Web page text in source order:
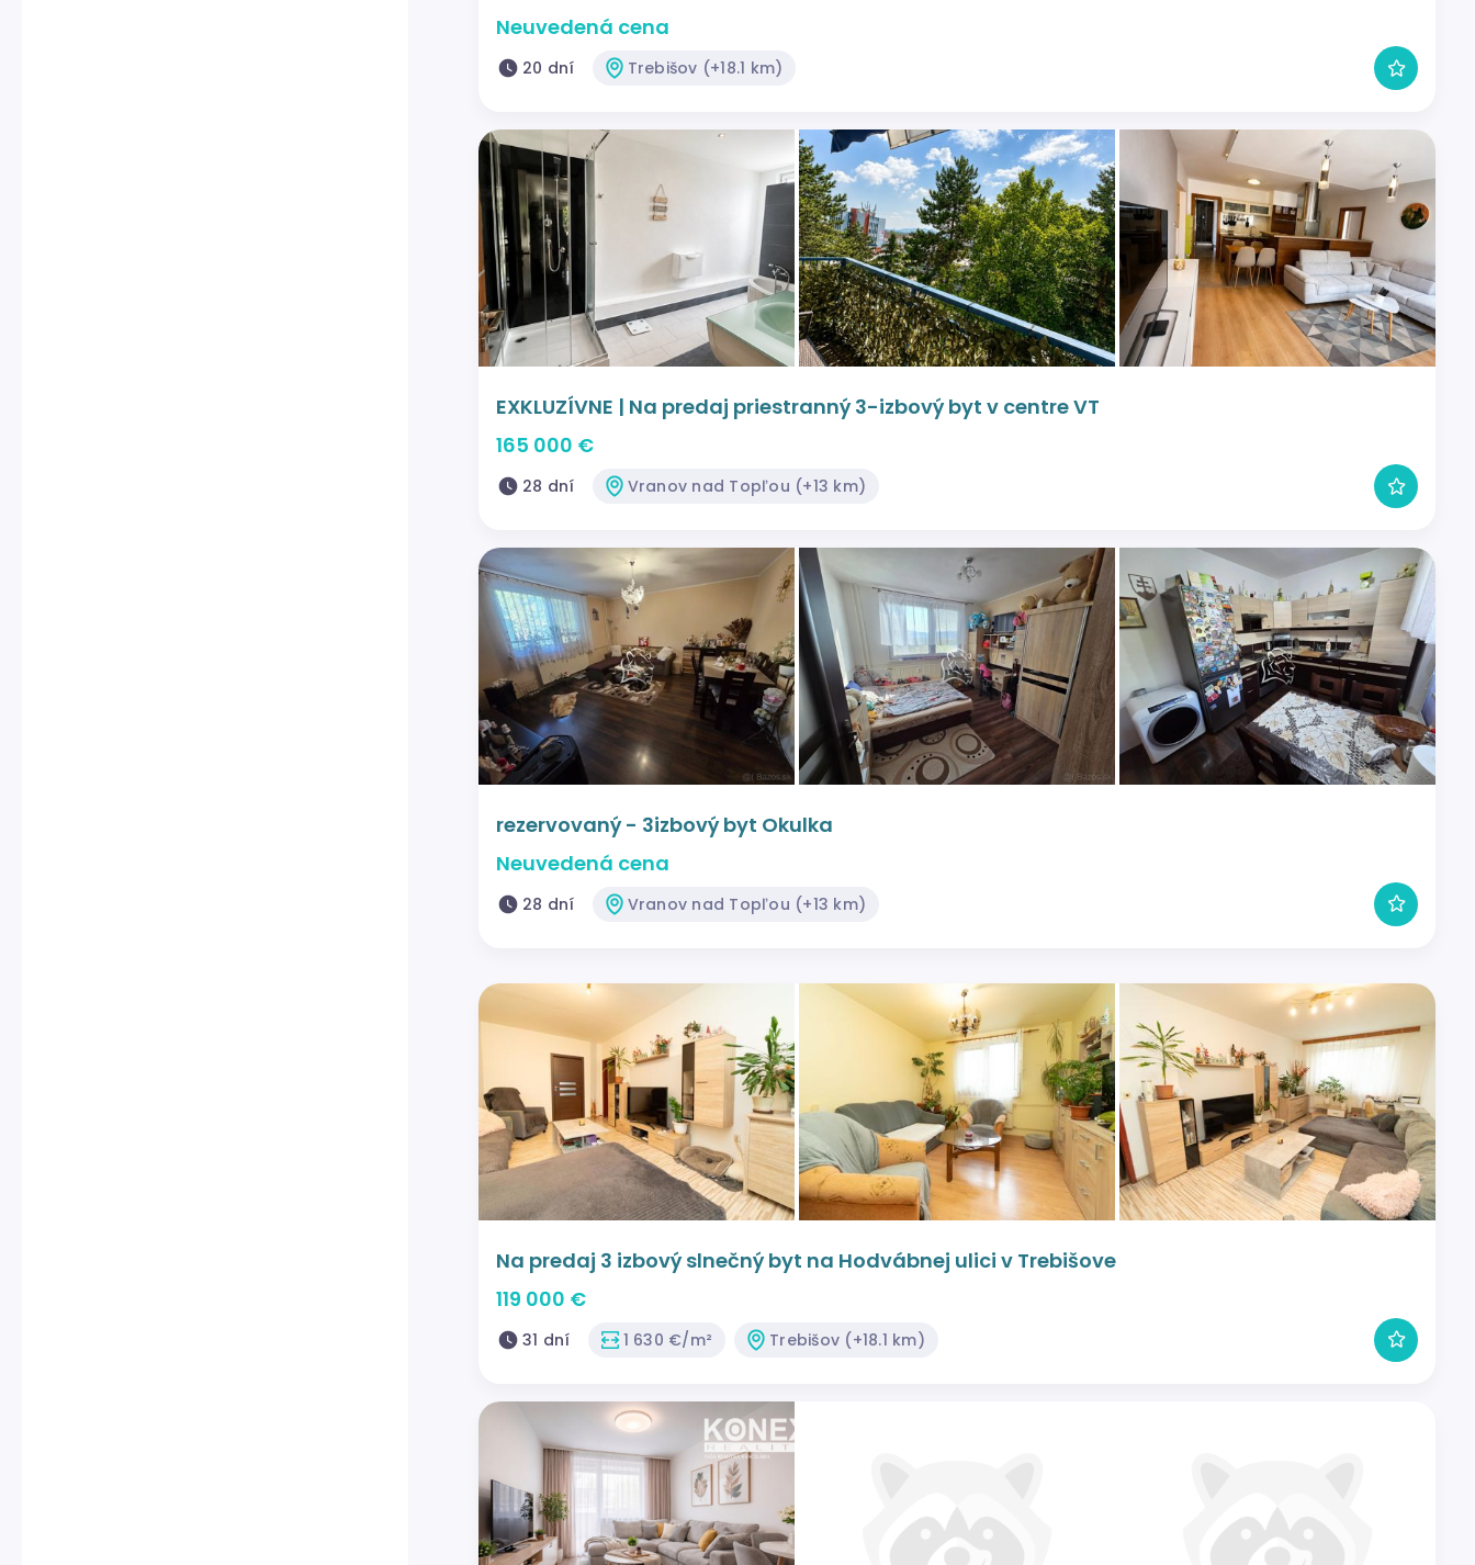
Neuvedená cena
20 dní Trebišov (+18.1 km)
EXKLUZÍVNE | Na predaj priestranný 3-izbový byt v centre VT
165 000 €
28 dní Vranov nad Topľou (+13 km)
rezervovaný - 3izbový byt Okulka
Neuvedená cena
28 dní Vranov nad Topľou (+13 km)
Na predaj 3 izbový slnečný byt na Hodvábnej ulici v Trebišove
119 000 €
31 dní 1 630 €/m² Trebišov (+18.1 km)